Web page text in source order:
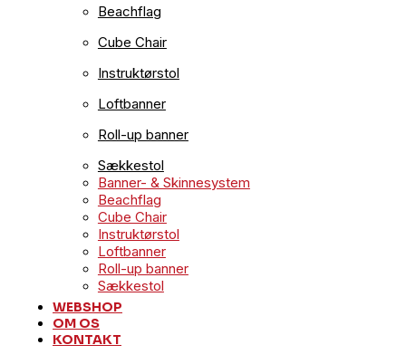
Beachflag
Cube Chair
Instruktørstol
Loftbanner
Roll-up banner
Sækkestol
Banner- & Skinnesystem
Beachflag
Cube Chair
Instruktørstol
Loftbanner
Roll-up banner
Sækkestol
WEBSHOP
OM OS
KONTAKT